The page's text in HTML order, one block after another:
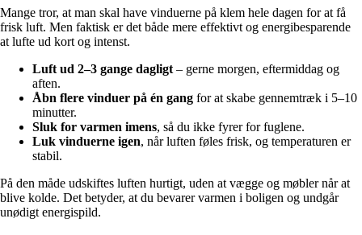
Mange tror, at man skal have vinduerne på klem hele dagen for at få
frisk luft. Men faktisk er det både mere effektivt og energibesparende
at lufte ud kort og intenst.
Luft ud 2–3 gange dagligt– gerne morgen, eftermiddag og
aften.
Åbn flere vinduer på én gang for at skabe gennemtræk i 5–10
minutter.
Sluk for varmen imens, så du ikke fyrer for fuglene.
Luk vinduerne igen, når luften føles frisk, og temperaturen er
stabil.
På den måde udskiftes luften hurtigt, uden at vægge og møbler når at
blive kolde. Det betyder, at du bevarer varmen i boligen og undgår
unødigt energispild.